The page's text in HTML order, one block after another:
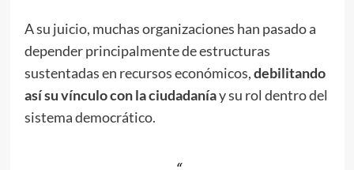
A su juicio, muchas organizaciones han pasado a
depender principalmente de estructuras
sustentadas en recursos económicos,debilitando
así su vínculo con la ciudadaníay su rol dentro del
sistema democrático.